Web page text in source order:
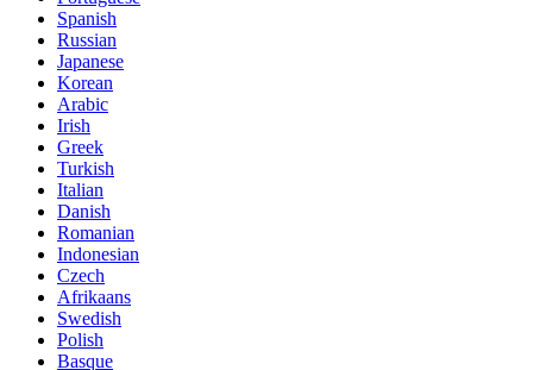
Spanish
Russian
Japanese
Korean
Arabic
Irish
Greek
Turkish
Italian
Danish
Romanian
Indonesian
Czech
Afrikaans
Swedish
Polish
Basque